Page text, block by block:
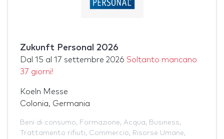
Zukunft Personal 2026
Dal 15 al 17 settembre 2026 Soltanto mancano
37 giorni!
Koeln Messe
Colonia, Germania
Beni di consumo, Formazione, Acqua, Business,
Trattamento rifiuti, Commercio, Risorse Umane,